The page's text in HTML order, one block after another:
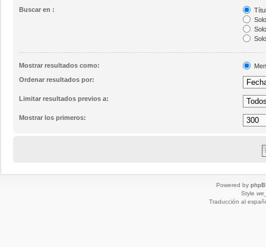
Buscar en :
Mostrar resultados como:
Ordenar resultados por:
Limitar resultados previos a:
Mostrar los primeros:
Powered by
Style
Traducción al